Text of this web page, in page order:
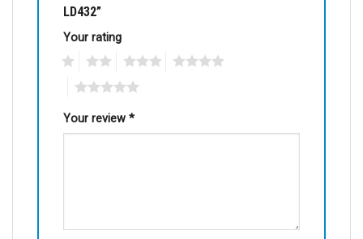
LD432”
Your rating
Your review *